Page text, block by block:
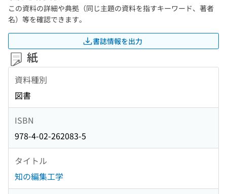
この資料の詳細や典拠（同じ主題の資料を指すキーワード、著者
名）等を確認できます。
書誌情報を出力
紙
資料種別
図書
ISBN
978-4-02-262083-5
タイトル
知の編集工学